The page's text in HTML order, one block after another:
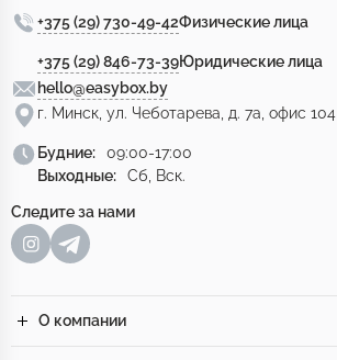
+375 (29) 730-49-42Физические лица
+375 (29) 846-73-39Юридические лица
hello@easybox.by
г. Минск, ул. Чеботарева, д. 7а, офис 104
Будние:
09:00-17:00
Выходные:
Сб, Вск.
Следите за нами
О компании